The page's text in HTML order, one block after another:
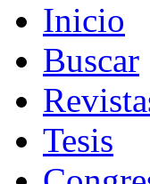
Inicio
Buscar
R
Tesis